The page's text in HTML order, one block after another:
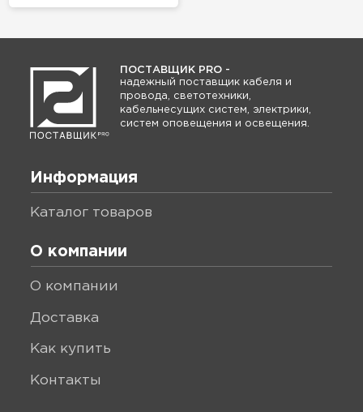
ПОСТАВЩИК PRO -
надежный поставщик кабеля и
провода, светотехники,
кабельнесущих систем, электрики,
систем оповещения и освещения.
Информация
каталог товаров
О компании
о компании
доставка
как купить
контакты